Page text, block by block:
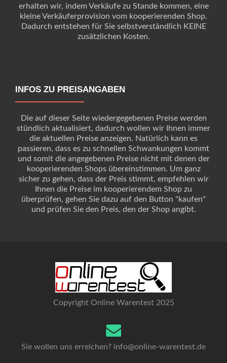
erhalten wir, indem Verkäufe zu Stande kommen, eine
kleine Verkäuferprovision vom kooperierenden Shop.
Dadurch entstehen für Sie selbstverständlich KEINE
zusätzlichen Kosten.
INFOS ZU PREISANGABEN
Die auf dieser Seite wiedergegebenen Preise werden
stündlich aktualisiert, dadurch wollen wir Ihnen immer
die aktuellen Preise anzeigen. Natürlich kann es
passieren, dass es zu schnellen Schwankungen kommt
und somit die angegebenen Preise nicht mit denen der
kooperierenden Shops übereinstimmen. Um ganz
sicher zu gehen, dass der Preis stimmt, empfehlen wir
Ihnen die Preise im kooperierendem Shop zu
überprüfen, gehen Sie dazu auf den Button "kaufen"
und prüfen Sie den Preis, den der Shop angibt.
Copyright Online Warentest 2025
Sie wollen uns erreichen? info@online-warentest.de